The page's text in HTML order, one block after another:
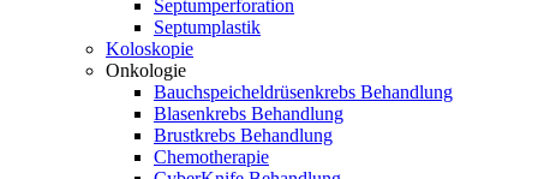
Septumperforation
Septumplastik
Koloskopie
Onkologie
Bauchspeicheldrüsenkrebs Behandlung
Blasenkrebs Behandlung
Brustkrebs Behandlung
Chemotherapie